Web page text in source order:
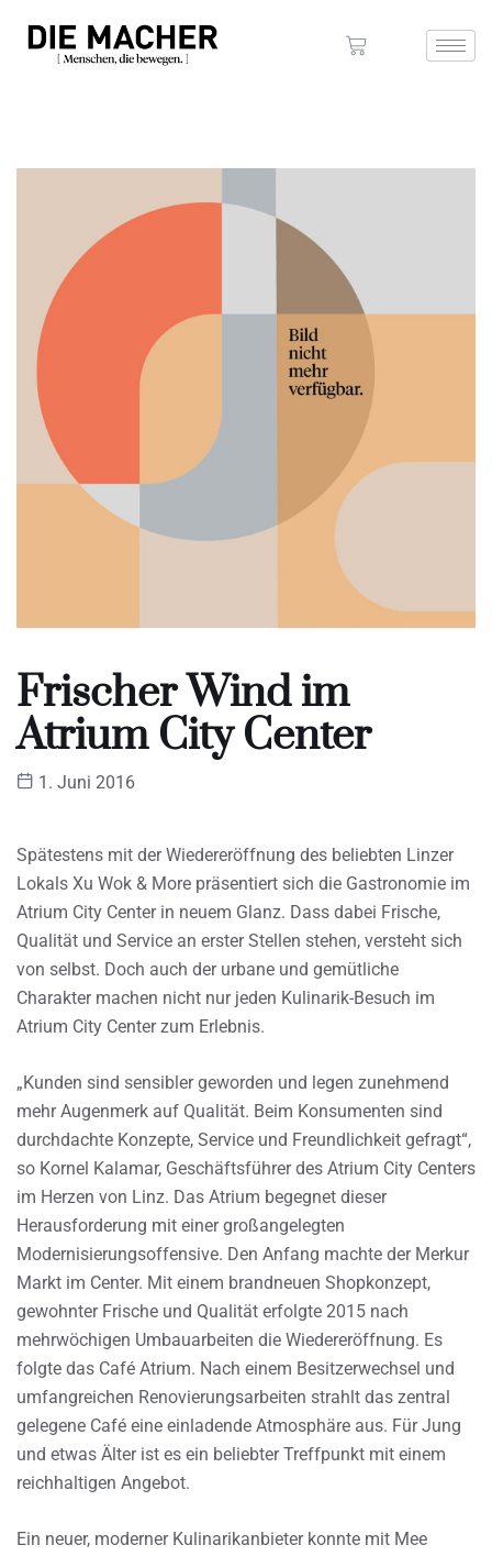
Frischer Wind im
Atrium City Center
1. Juni 2016
Spätestens mit der Wiedereröffnung des beliebten Linzer
Lokals Xu Wok & More präsentiert sich die Gastronomie im
Atrium City Center in neuem Glanz. Dass dabei Frische,
Qualität und Service an erster Stellen stehen, versteht sich
von selbst. Doch auch der urbane und gemütliche
Charakter machen nicht nur jeden Kulinarik-Besuch im
Atrium City Center zum Erlebnis.
„Kunden sind sensibler geworden und legen zunehmend
mehr Augenmerk auf Qualität. Beim Konsumenten sind
durchdachte Konzepte, Service und Freundlichkeit gefragt“,
so Kornel Kalamar, Geschäftsführer des Atrium City Centers
im Herzen von Linz. Das Atrium begegnet dieser
Herausforderung mit einer großangelegten
Modernisierungsoffensive. Den Anfang machte der Merkur
Markt im Center. Mit einem brandneuen Shopkonzept,
gewohnter Frische und Qualität erfolgte 2015 nach
mehrwöchigen Umbauarbeiten die Wiedereröffnung. Es
folgte das Café Atrium. Nach einem Besitzerwechsel und
umfangreichen Renovierungsarbeiten strahlt das zentral
gelegene Café eine einladende Atmosphäre aus. Für Jung
und etwas Älter ist es ein beliebter Treffpunkt mit einem
reichhaltigen Angebot.
Ein neuer, moderner Kulinarikanbieter konnte mit Mee